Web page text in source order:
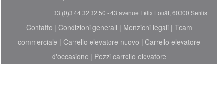
+33 (0)3 44 32 32 50 - 43 avenue Félix Louât, 60300 Senlis
Contatto | Condizioni generali| Menzioni legali| Team
commerciale | Carrello elevatore nuovo | Carrello elevatore
d'occasione | Pezzi carrello elevatore